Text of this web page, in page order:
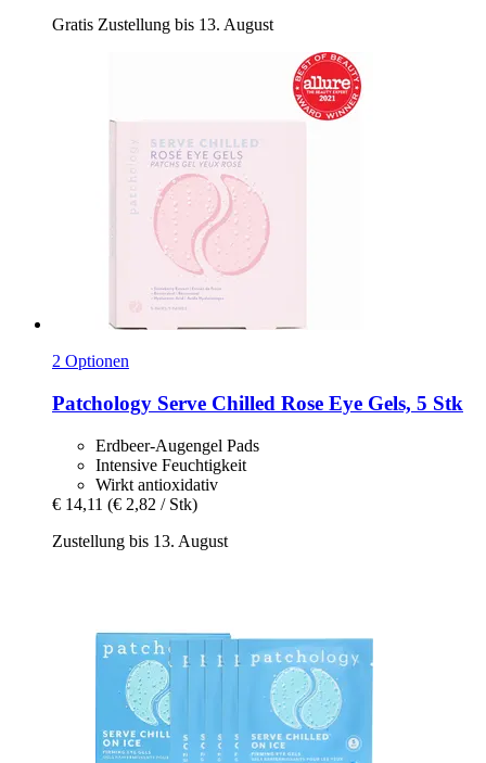
Gratis Zustellung bis 13. August
2 Optionen
Patchology Serve Chilled Rose Eye Gels, 5 Stk
Erdbeer-Augengel Pads
Intensive Feuchtigkeit
Wirkt antioxidativ
€ 14,11 (€ 2,82 / Stk)
Zustellung bis 13. August